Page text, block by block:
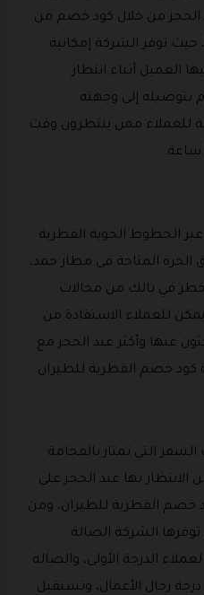
الحجز من خلال كود خصم من
شركة القطرية للطيران 2026، حيث توفر الشركة إمكانية
العميل أثناء انتظار
بتوصيله إلى وجهته
للعملاء ممن ينتظرون وقت
الخطوط الجوية القطرية
المتاحة في مطار حمد،
في بالك من محالات
للعملاء الاستفادة من
عنها وأكثر عند الحجز مع
كود خصم القطرية للطيران.
التي تمتاز بالفخامة
الانتظار بها عند الحجز على
خصم القطرية للطيران، ومن
توفرها الشركة الصالة
الدرجة الأولى، والصالة
رجال الأعمال، وتستقبل